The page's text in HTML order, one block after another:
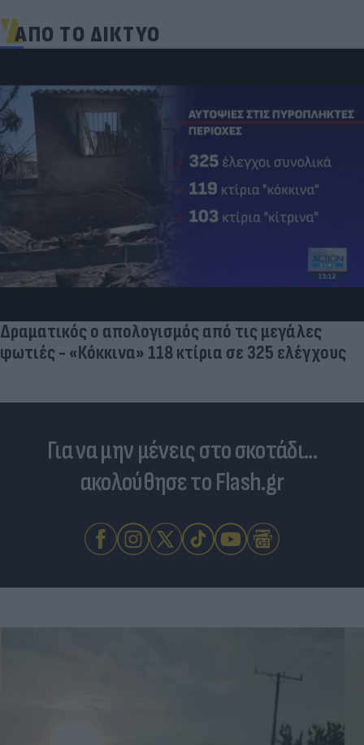
ΑΠΟ ΤΟ ΔΙΚΤΥΟ
Δραματικός ο απολογισμός από τις μεγάλες
φωτιές - «Κόκκινα» 118 κτίρια σε 325 ελέγχους
Για να μην μένεις στο σκοτάδι...
ακολούθησε το Flash.gr